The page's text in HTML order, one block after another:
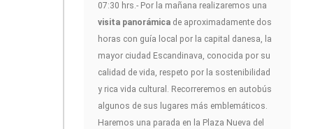
07:30 hrs.- Por la mañana realizaremos una
visita panorámica de aproximadamente dos
horas con guía local por la capital danesa, la
mayor ciudad Escandinava, conocida por su
calidad de vida, respeto por la sostenibilidad
y rica vida cultural. Recorreremos en autobús
algunos de sus lugares más emblemáticos.
Haremos una parada en la Plaza Nueva del